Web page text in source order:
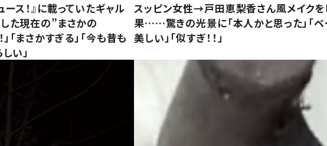
ース！』に載っていたギャル
た現在の”まさかの
「まさかすぎる」「今も昔も
い」
スッピン女性→戸田恵梨香さん風メイクを
果……驚きの光景に「本人かと思った」「
美しい」「似すぎ！！」